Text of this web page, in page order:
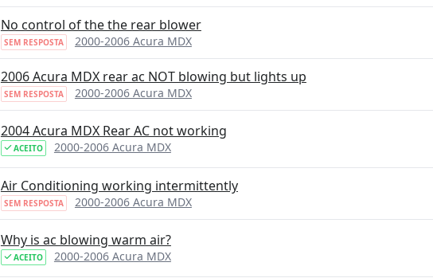
No control of the the rear blower
SEM RESPOSTA 2000-2006 Acura MDX
2006 Acura MDX rear ac NOT blowing but lights up
SEM RESPOSTA 2000-2006 Acura MDX
2004 Acura MDX Rear AC not working
ACEITO 2000-2006 Acura MDX
Air Conditioning working intermittently
SEM RESPOSTA 2000-2006 Acura MDX
Why is ac blowing warm air?
ACEITO 2000-2006 Acura MDX